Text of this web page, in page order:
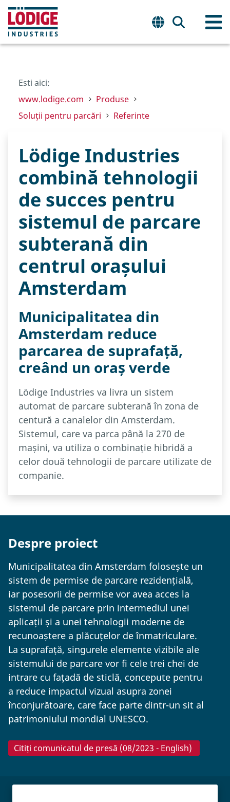
Esti aici:
www.lodige.com
Produse
Soluții pentru parcări
Referinte
Lödige Industries
combină tehnologii
de succes pentru
sistemul de parcare
subterană din
centrul orașului
Amsterdam
Municipalitatea din
Amsterdam reduce
parcarea de suprafață,
creând un oraș verde
Lödige Industries va livra un sistem
automat de parcare subterană în zona de
centură a canalelor din Amsterdam.
Sistemul, care va parca până la 270 de
mașini, va utiliza o combinație hibridă a
celor două tehnologii de parcare utilizate de
companie.
Despre proiect
Municipalitatea din Amsterdam folosește un
sistem de permise de parcare rezidențială,
iar posesorii de permise vor avea acces la
sistemul de parcare prin intermediul unei
aplicații și a unei tehnologii moderne de
recunoaștere a plăcuțelor de înmatriculare.
La suprafață, singurele elemente vizibile ale
sistemului de parcare vor fi cele trei chei de
intrare cu fațadă de sticlă, concepute pentru
a reduce impactul vizual asupra zonei
înconjurătoare, care face parte dintr-un sit al
patrimoniului mondial UNESCO.
Citiți comunicatul de presă (08/2023 - English)